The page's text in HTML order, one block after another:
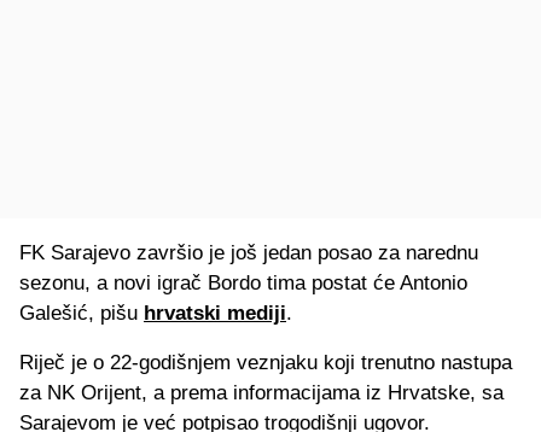
FK Sarajevo završio je još jedan posao za narednu
sezonu, a novi igrač Bordo tima postat će Antonio
Galešić, pišu hrvatski mediji.
Riječ je o 22-godišnjem veznjaku koji trenutno nastupa
za NK Orijent, a prema informacijama iz Hrvatske, sa
Sarajevom je već potpisao trogodišnji ugovor.